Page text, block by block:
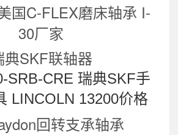
国C-FLEX磨床轴承 I-
30厂家
典SKF联轴器
SRB-CRE 瑞典SKF手
LINCOLN 13200价格
回转支承轴承